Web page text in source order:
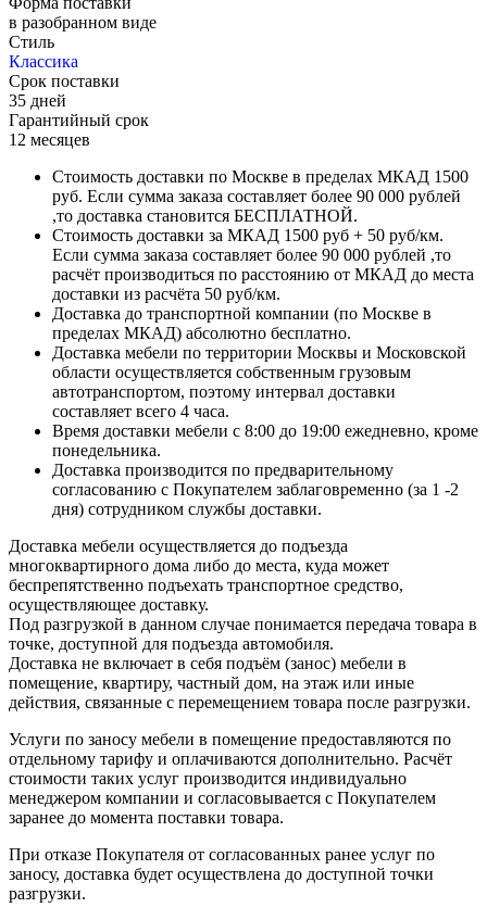
в разобранном виде
Стиль
Классика
Срок поставки
35 дней
Гарантийный срок
12 месяцев
Стоимость доставки по Москве в пределах МКАД 1500
руб. Если сумма заказа составляет более 90 000 рублей
,то доставка становится БЕСПЛАТНОЙ.
Стоимость доставки за МКАД 1500 руб + 50 руб/км.
Если сумма заказа составляет более 90 000 рублей ,то
расчёт производиться по расстоянию от МКАД до места
доставки из расчёта 50 руб/км.
Доставка до транспортной компании (по Москве в
пределах МКАД) абсолютно бесплатно.
Доставка мебели по территории Москвы и Московской
области осуществляется собственным грузовым
автотранспортом, поэтому интервал доставки
составляет всего 4 часа.
Время доставки мебели с 8:00 до 19:00 ежедневно, кроме
понедельника.
Доставка производится по предварительному
согласованию с Покупателем заблаговременно (за 1 -2
дня) сотрудником службы доставки.
Доставка мебели осуществляется до подъезда
многоквартирного дома либо до места, куда может
беспрепятственно подъехать транспортное средство,
осуществляющее доставку.
Под разгрузкой в данном случае понимается передача товара в
точке, доступной для подъезда автомобиля.
Доставка не включает в себя подъём (занос) мебели в
помещение, квартиру, частный дом, на этаж или иные
действия, связанные с перемещением товара после разгрузки.
Услуги по заносу мебели в помещение предоставляются по
отдельному тарифу и оплачиваются дополнительно. Расчёт
стоимости таких услуг производится индивидуально
менеджером компании и согласовывается с Покупателем
заранее до момента поставки товара.
При отказе Покупателя от согласованных ранее услуг по
заносу, доставка будет осуществлена до доступной точки
разгрузки.